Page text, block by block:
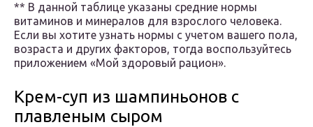
** В данной таблице указаны средние нормы
витаминов и минералов для взрослого человека.
Если вы хотите узнать нормы с учетом вашего пола,
возраста и других факторов, тогда воспользуйтесь
приложением «Мой здоровый рацион».
Крем-суп из шампиньонов с
плавленым сыром